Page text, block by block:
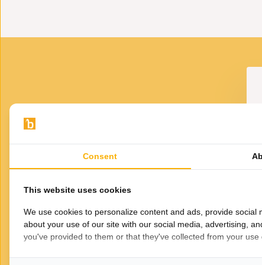
VOOR JOU GESELECTEERD
Gerelateerde
producten
Consent
This website uses cookies
We use cookies to personalize content and ads, provide
about your use of our site with our social media, advertising,
you've provided to them or that they've collected from your use